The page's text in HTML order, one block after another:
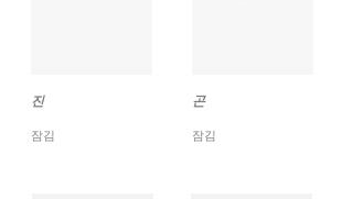
진
잠김
곤
잠김